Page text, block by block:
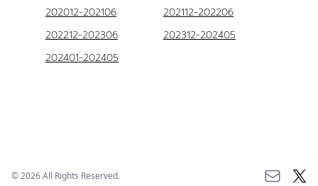
202012-202106
202112-202206
202212-202306
202312-202405
202401-202405
©2026All Rights Reserved.